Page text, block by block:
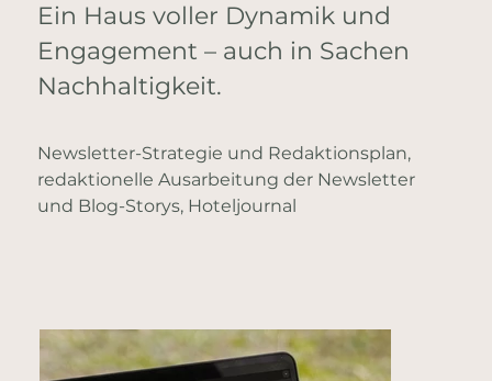
Ein Haus voller Dynamik und
Engagement – auch in Sachen
Nachhaltigkeit.
​Newsletter-Strategie und Redaktionsplan,
redaktionelle Ausarbeitung der Newsletter
und Blog-Storys, Hoteljournal